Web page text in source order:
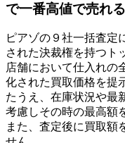
で一番高値で売れる
ピアゾの９社一括査定
された決裁権を持つト
店舗において仕入れの
化された買取価格を提
たうえ、在庫状況や最
考慮しその時の最高額
また、査定後に買取額